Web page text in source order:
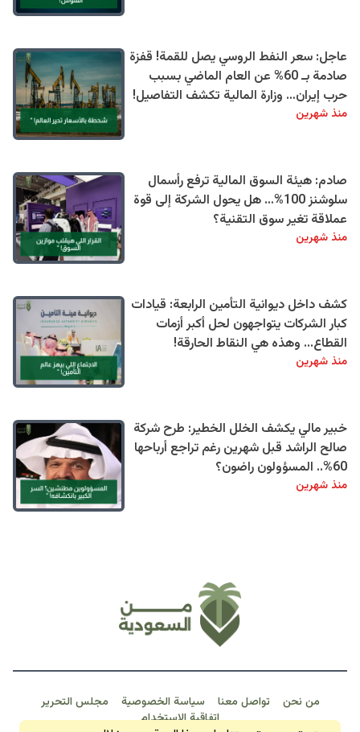
عاجل: سعر النفط الروسي يصل للقمة! قفزة
صادمة بـ 60% عن العام الماضي بسبب
حرب إيران… وزارة المالية تكشف التفاصيل!
منذ شهرين
صادم: هيئة السوق المالية ترفع رأسمال
سلوشنز 100%… هل يحول الشركة إلى قوة
عملاقة تغير سوق التقنية؟
منذ شهرين
كشف داخل ديوانية التأمين الرابعة: قيادات
كبار الشركات يتواجهون لحل أكبر أزمات
القطاع... وهذه هي النقاط الحارقة!
منذ شهرين
خبير مالي يكشف الخلل الخطير: طرح شركة
صالح الراشد قبل شهرين رغم تراجع أرباحها
60%.. المسؤولون راضون؟
منذ شهرين
من نحن تواصل معنا سياسة الخصوصية
مجلس التحرير
اتفاقية الاستخدام